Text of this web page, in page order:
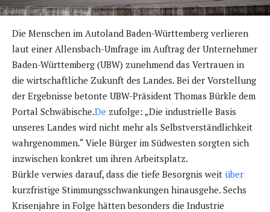
Die Menschen im Autoland Baden-Württemberg verlieren
laut einer Allensbach-Umfrage im Auftrag der Unternehmer
Baden-Württemberg (UBW) zunehmend das Vertrauen in
die wirtschaftliche Zukunft des Landes. Bei der Vorstellung
der Ergebnisse betonte UBW-Präsident Thomas Bürkle dem
Portal Schwäbische.De zufolge: „Die industrielle Basis
unseres Landes wird nicht mehr als Selbstverständlichkeit
wahrgenommen.“ Viele Bürger im Südwesten sorgten sich
inzwischen konkret um ihren Arbeitsplatz.
Bürkle verwies darauf, dass die tiefe Besorgnis weit über
kurzfristige Stimmungsschwankungen hinausgehe. Sechs
Krisenjahre in Folge hätten besonders die Industrie